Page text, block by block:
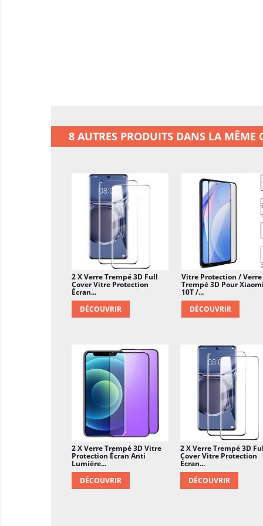
8 AUTRES PRODUITS DANS LA MÊME
2 X Verre Trempé 3D Full
Cover Vitre Protection
Écran...
DÉCOUVRIR
Vitre Protection / Verre
Trempé 3D Pour
10T /...
DÉCOUVRIR
2 X Verre Trempé 3D Vitre
Protection Écran Anti
Lumière...
DÉCOUVRIR
2 X Verre Trempé 3D
Cover Vitre Protection
Écran...
DÉCOUVRIR